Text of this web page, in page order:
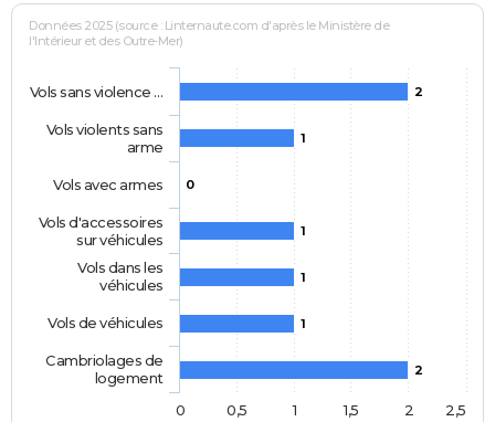
Données 2025 (source : Linternaute.com d'après le Ministère de
l'Intérieur et des Outre-Mer)
2
1
0
1
1
1
2
Vols sans violence …
Vols violents sans
arme
Vols avec armes
Vols d'accessoires
sur véhicules
Vols dans les
véhicules
Vols de véhicules
Cambriolages de
logement
0
0,5 1 1,5 2 2,5